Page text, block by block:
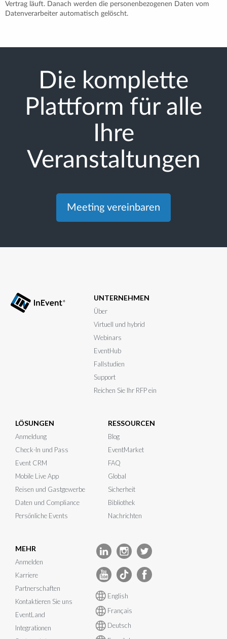
Vertrag läuft. Danach werden die personenbezogenen Daten vom
Datenverarbeiter automatisch gelöscht.
Die komplette
Plattform für alle
Ihre
Veranstaltungen
Meeting vereinbaren
UNTERNEHMEN
Über
Virtuell und hybrid
Webinars
EventHub
Fallstudien
Support
Reichen Sie Ihr RFP ein
LÖSUNGEN
Anmeldung
Check-In und Pass
Event CRM
Mobile Live App
Reisen und Gastgewerbe
Daten und Compliance
Persönliche Events
RESSOURCEN
Blog
EventMarket
FAQ
Global
Sicherheit
Bibliothek
Nachrichten
MEHR
Anmelden
Karriere
Partnerschaften
Kontaktieren Sie uns
EventLand
Integrationen
English
Français
Deutsch